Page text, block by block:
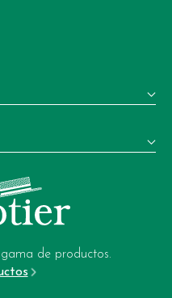
de productos.